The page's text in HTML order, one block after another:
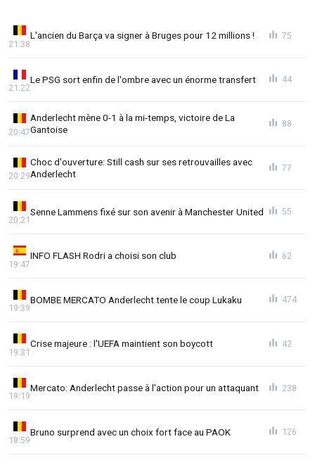
L'ancien du Barça va signer à Bruges pour 12 millions !
21:38
75
Le PSG sort enfin de l'ombre avec un énorme transfert
21:22
44
Anderlecht mène 0-1 à la mi-temps, victoire de La
Gantoise
20:47
88
Choc d'ouverture: Still cash sur ses retrouvailles avec
Anderlecht
20:29
77
Senne Lammens fixé sur son avenir à Manchester United
20:21
55
INFO FLASH Rodri a choisi son club
19:47
62
BOMBE MERCATO Anderlecht tente le coup Lukaku
19:39
474
Crise majeure : l'UEFA maintient son boycott
19:31
42
Mercato: Anderlecht passe à l'action pour un attaquant
19:19
238
Bruno surprend avec un choix fort face au PAOK
18:59
126